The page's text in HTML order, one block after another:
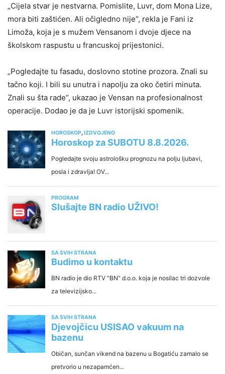
„Cijela stvar je nestvarna. Pomislite, Luvr, dom Mona Lize,
mora biti zaštićen. Ali očigledno nije“, rekla je Fani iz
Limoža, koja je s mužem Vensanom i dvoje djece na
školskom raspustu u francuskoj prijestonici.
„Pogledajte tu fasadu, doslovno stotine prozora. Znali su
tačno koji. I bili su unutra i napolju za oko četiri minuta.
Znali su šta rade“, ukazao je Vensan na profesionalnost
operacije. Dodao je da je Luvr istorijski spomenik.